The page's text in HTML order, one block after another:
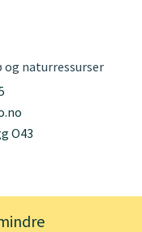
og naturressurser
O43